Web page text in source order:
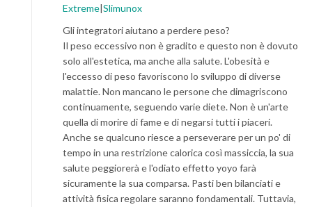
Extreme|Slimunox
Gli integratori aiutano a perdere peso?
Il peso eccessivo non è gradito e questo non è dovuto
solo all'estetica, ma anche alla salute. L'obesità e
l'eccesso di peso favoriscono lo sviluppo di diverse
malattie. Non mancano le persone che dimagriscono
continuamente, seguendo varie diete. Non è un'arte
quella di morire di fame e di negarsi tutti i piaceri.
Anche se qualcuno riesce a perseverare per un po' di
tempo in una restrizione calorica così massiccia, la sua
salute peggiorerà e l'odiato effetto yoyo farà
sicuramente la sua comparsa. Pasti ben bilanciati e
attività fisica regolare saranno fondamentali. Tuttavia,